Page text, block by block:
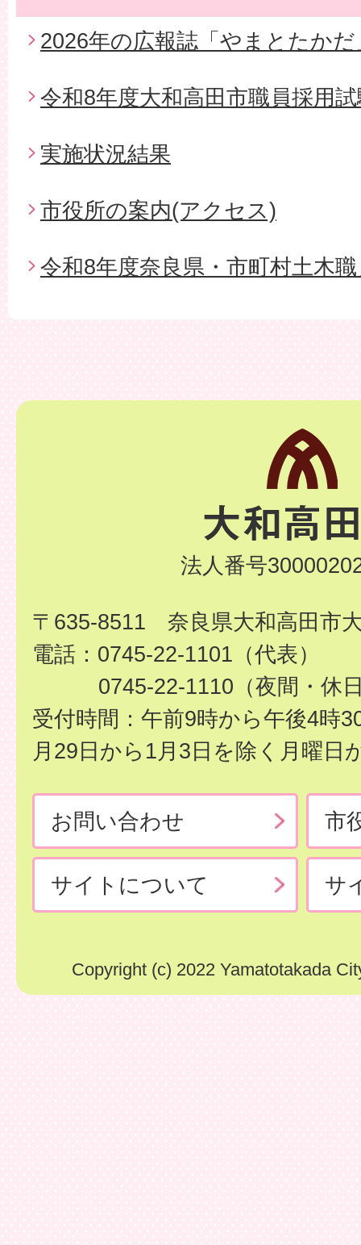
2026年の広報誌「やまとたかだ
令和8年度大和高田市職員採用
実施状況結果
市役所の案内(アクセス)
令和8年度奈良県・市町村土木
法人番号
〒635-8511 奈良県大和高田市
電話：0745-22-1101（代表）
0745-22-1110（夜間・休
受付時間：午前9時から午後4時
月29日から1月3日を除く月曜日
お問い合わせ 市
サイトについて サ
Copyright (c) 2022 Yamatotakada